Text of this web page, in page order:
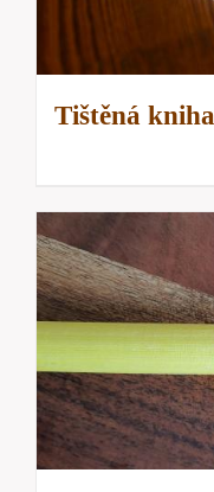
Tištěná